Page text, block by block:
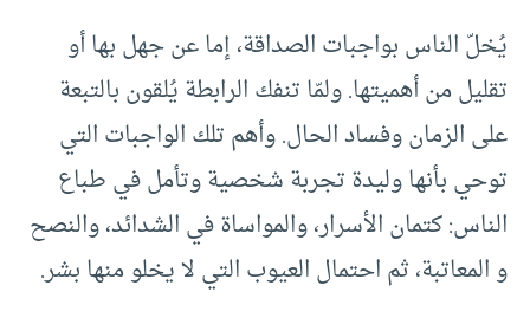
يُخلّ الناس بواجبات الصداقة، إما عن جهل بها أو
تقليل من أهميتها. ولمّا تنفك الرابطة يُلقون بالتبعة
على الزمان وفساد الحال. وأهم تلك الواجبات التي
توحي بأنها وليدة تجربة شخصية وتأمل في طباع
الناس: كتمان الأسرار، والمواساة في الشدائد، والنصح
و المعاتبة، ثم احتمال العيوب التي لا يخلو منها بشر.